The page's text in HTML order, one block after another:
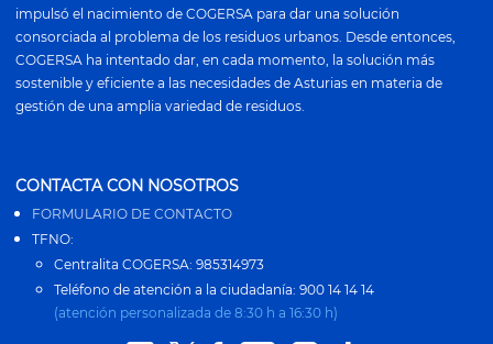
impulsó el nacimiento de COGERSA para dar una solución
consorciada al problema de los residuos urbanos. Desde entonces,
COGERSA ha intentado dar, en cada momento, la solución más
sostenible y eficiente a las necesidades de Asturias en materia de
gestión de una amplia variedad de residuos.
CONTACTA CON NOSOTROS
FORMULARIO DE CONTACTO
TFNO:
Centralita COGERSA: 985314973
Teléfono de atención a la ciudadanía: 900 14 14 14
(atención personalizada de 8:30 h a 16:30 h)